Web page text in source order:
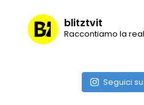
Vulcano di
Ammiocuggino
blitztvit
Raccontiamo la
Seguici